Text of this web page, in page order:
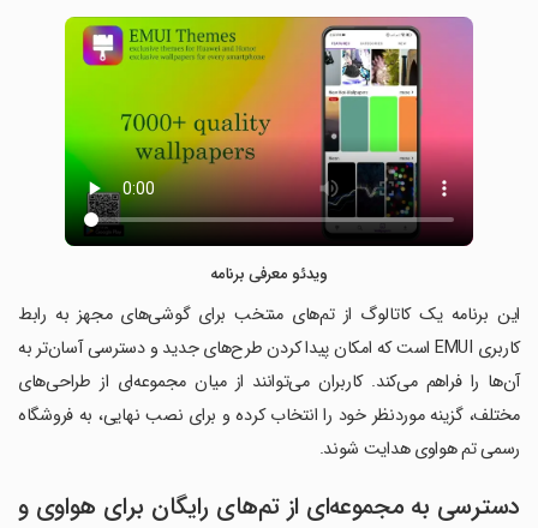
ویدئو معرفی برنامه
این برنامه یک کاتالوگ از تم‌های منتخب برای گوشی‌های مجهز به رابط
کاربری EMUI است که امکان پیدا کردن طرح‌های جدید و دسترسی آسان‌تر به
آن‌ها را فراهم می‌کند. کاربران می‌توانند از میان مجموعه‌ای از طراحی‌های
مختلف، گزینه موردنظر خود را انتخاب کرده و برای نصب نهایی، به فروشگاه
رسمی تم هواوی هدایت شوند.
دسترسی به مجموعه‌ای از تم‌های رایگان برای هواوی و